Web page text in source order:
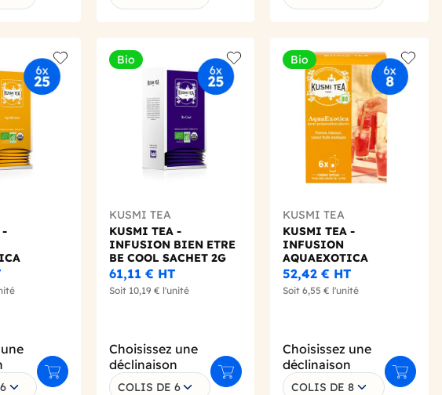
Add to wishlist
-
BIO
Ajouter au panier
Bio
Add to wishlist
KUSMI TEA
KUSMI TEA -
INFUSION BIEN ETRE
BE COOL SACHET 2G
X25 BIO
61,11 € HT
Soit 10,19 € l'unité
Choisissez une
déclinaison
COLIS DE 6
Ajouter au panier
Bio
Add
KUSMI TEA
KUSMI TEA -
INFUSION
AQUAEXOTICA
SACHET CARAFE 8G X6
BIO
52,42 € HT
Soit6,55 € l'unité
Choisissez une
déclinaison
COLIS DE 8
Ajouter